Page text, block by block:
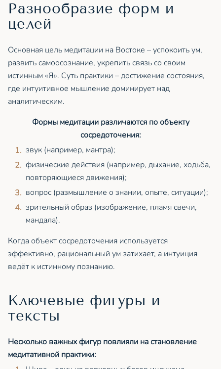
Разнообразие форм и
целей
Основная цель медитации на Востоке – успокоить ум,
развить самоосознание, укрепить связь со своим
истинным «Я». Суть практики – достижение состояния,
где интуитивное мышление доминирует над
аналитическим.
Формы медитации различаются по объекту
сосредоточения:
звук (например, мантра);
физические действия (например, дыхание, ходьба,
повторяющиеся движения);
вопрос (размышление о знании, опыте, ситуации);
зрительный образ (изображение, пламя свечи,
мандала).
Когда объект сосредоточения используется
эффективно, рациональный ум затихает, а интуиция
ведёт к истинному познанию.
Ключевые фигуры и
тексты
Несколько важных фигур повлияли на становление
медитативной практики: